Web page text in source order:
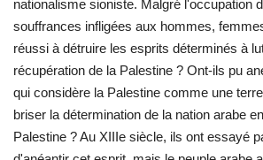
nationalisme sioniste. Malgré l'occupation
souffrances infligées aux hommes,
réussi à détruire les esprits déterminés à
récupération de la Palestine ? Ont-ils pu
qui considère la Palestine comme une
briser la détermination de la nation arabe
Palestine ? Au XIIIe siècle, ils ont essayé